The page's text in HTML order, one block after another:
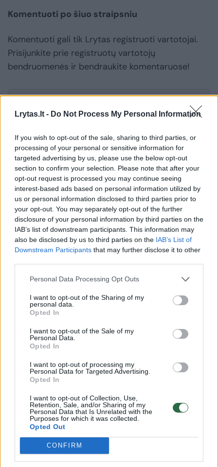
Lrytas.lt - Do Not Process My Personal Information
If you wish to opt-out of the sale, sharing to third parties, or
processing of your personal or sensitive information for
targeted advertising by us, please use the below opt-out
section to confirm your selection. Please note that after your
opt-out request is processed you may continue seeing
interest-based ads based on personal information utilized by
us or personal information disclosed to third parties prior to
your opt-out. You may separately opt-out of the further
disclosure of your personal information by third parties on the
IAB’s list of downstream participants. This information may
also be disclosed by us to third parties on the IAB’s List of
Downstream Participants that may further disclose it to other
Personal Data Processing Opt Outs
I want to opt-out of the Sharing of my
personal data.
Opted In
I want to opt-out of the Sale of my
Personal Data.
Opted In
I want to opt-out of processing my
Personal Data for Targeted Advertising.
Opted In
I want to opt-out of Collection, Use,
Retention, Sale, and/or Sharing of my
Personal Data that Is Unrelated with the
Purposes for which it was collected.
Opted Out
CONFIRM
Komentuoti po šiuo straipsniu
Komentuoti gali tik Lrytas registruoti vartotojai.
Prisijunkite prie registruotų vartotojų
bendruomenės ir bendraukite komentaruose!
Augintinis Priežiūra
Planuojantiems atostogas su
augintiniu – svarbus įspėjimas: gali
tekti apsisukti
2026 m. rugpjūčio 9 d. 13:21
Valstybinė maisto ir veterinarijos tarnyba
Nors vasara artėja į pabaigą, rugpjūtį
kelionių tempas nemažėja – daugelis
atostogoms renkasi paskutinį vasaros